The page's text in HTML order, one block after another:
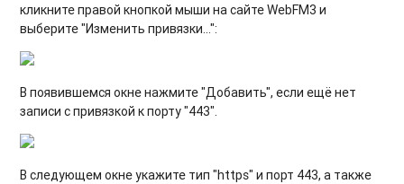
кликните правой кнопкой мыши на сайте WebFM3 и
выберите "Изменить привязки...":
В появившемся окне нажмите "Добавить", если ещё нет
записи с привязкой к порту "443".
В следующем окне укажите тип "https" и порт 443, а также